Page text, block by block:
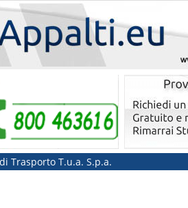
Trasporto T.u.a. S.p.a.